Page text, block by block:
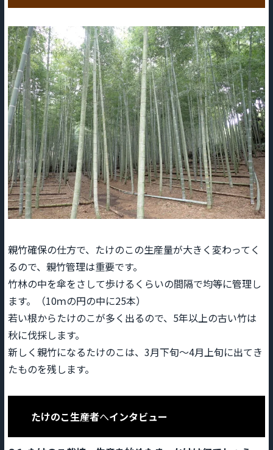
親竹確保の仕方で、たけのこの生産量が大きく変わってく
るので、親竹管理は重要です。
竹林の中を傘をさして歩けるくらいの間隔で均等に管理し
ます。（10ｍの円の中に25本）
若い根からたけのこが多く出るので、5年以上の古い竹は
秋に伐採します。
新しく親竹になるたけのこは、3月下旬～4月上旬に出てき
たものを残します。
たけのこ生産者へインタビュー